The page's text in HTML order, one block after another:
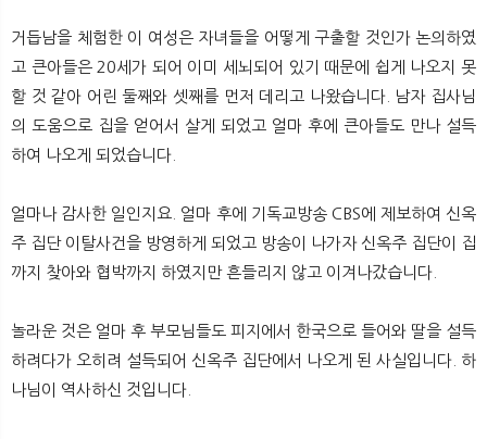
거듭남을 체험한 이 여성은 자녀들을 어떻게 구출할 것인가 논의하였
고 큰아들은 20세가 되어 이미 세뇌되어 있기 때문에 쉽게 나오지 못
할 것 같아 어린 둘째와 셋째를 먼저 데리고 나왔습니다. 남자 집사님
의 도움으로 집을 얻어서 살게 되었고 얼마 후에 큰아들도 만나 설득
하여 나오게 되었습니다.
얼마나 감사한 일인지요. 얼마 후에 기독교방송 CBS에 제보하여 신옥
주 집단 이탈사건을 방영하게 되었고 방송이 나가자 신옥주 집단이 집
까지 찾아와 협박까지 하였지만 흔들리지 않고 이겨나갔습니다.
놀라운 것은 얼마 후 부모님들도 피지에서 한국으로 들어와 딸을 설득
하려다가 오히려 설득되어 신옥주 집단에서 나오게 된 사실입니다. 하
나님이 역사하신 것입니다.